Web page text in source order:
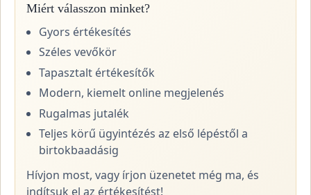
Miért válasszon minket?
Gyors értékesítés
Széles vevőkör
Tapasztalt értékesítők
Modern, kiemelt online megjelenés
Rugalmas jutalék
Teljes körű ügyintézés az első lépéstől a
birtokbaadásig
Hívjon most, vagy írjon üzenetet még ma, és
indítsuk el az értékesítést!